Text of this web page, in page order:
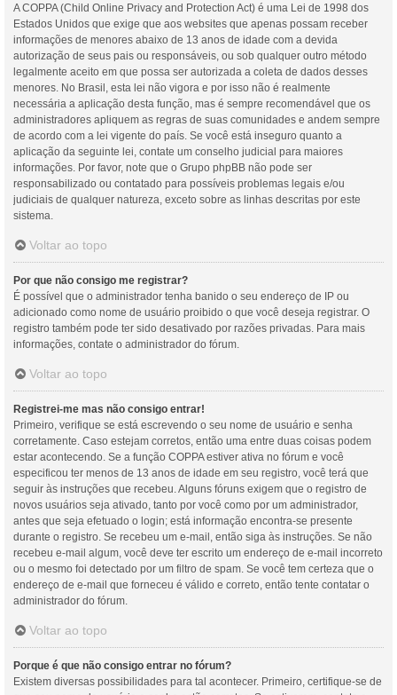
A COPPA (Child Online Privacy and Protection Act) é uma Lei de 1998 dos
Estados Unidos que exige que aos websites que apenas possam receber
informações de menores abaixo de 13 anos de idade com a devida
autorização de seus pais ou responsáveis, ou sob qualquer outro método
legalmente aceito em que possa ser autorizada a coleta de dados desses
menores. No Brasil, esta lei não vigora e por isso não é realmente
necessária a aplicação desta função, mas é sempre recomendável que os
administradores apliquem as regras de suas comunidades e andem sempre
de acordo com a lei vigente do país. Se você está inseguro quanto a
aplicação da seguinte lei, contate um conselho judicial para maiores
informações. Por favor, note que o Grupo phpBB não pode ser
responsabilizado ou contatado para possíveis problemas legais e/ou
judiciais de qualquer natureza, exceto sobre as linhas descritas por este
sistema.
Voltar ao topo
Por que não consigo me registrar?
É possível que o administrador tenha banido o seu endereço de IP ou
adicionado como nome de usuário proibido o que você deseja registrar. O
registro também pode ter sido desativado por razões privadas. Para mais
informações, contate o administrador do fórum.
Voltar ao topo
Registrei-me mas não consigo entrar!
Primeiro, verifique se está escrevendo o seu nome de usuário e senha
corretamente. Caso estejam corretos, então uma entre duas coisas podem
estar acontecendo. Se a função COPPA estiver ativa no fórum e você
especificou ter menos de 13 anos de idade em seu registro, você terá que
seguir às instruções que recebeu. Alguns fóruns exigem que o registro de
novos usuários seja ativado, tanto por você como por um administrador,
antes que seja efetuado o login; está informação encontra-se presente
durante o registro. Se recebeu um e-mail, então siga às instruções. Se não
recebeu e-mail algum, você deve ter escrito um endereço de e-mail incorreto
ou o mesmo foi detectado por um filtro de spam. Se você tem certeza que o
endereço de e-mail que forneceu é válido e correto, então tente contatar o
administrador do fórum.
Voltar ao topo
Porque é que não consigo entrar no fórum?
Existem diversas possibilidades para tal acontecer. Primeiro, certifique-se de